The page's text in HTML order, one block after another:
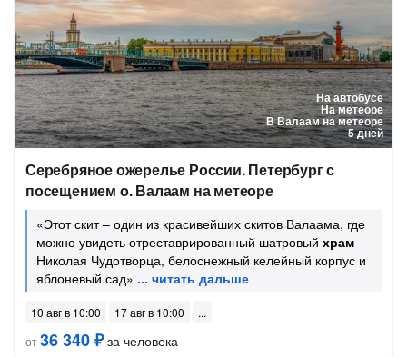
На автобусе
На метеоре
В Валаам на метеоре
5 дней
Серебряное ожерелье России. Петербург с
посещением о. Валаам на метеоре
«Этот скит – один из красивейших скитов Валаама, где
можно увидеть отреставрированный шатровый храм
Николая Чудотворца, белоснежный келейный корпус и
яблоневый сад»
10 авг в 10:00
17 авг в 10:00
от36 340 ₽за человека